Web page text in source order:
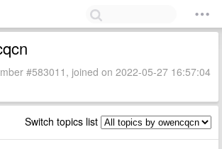
#583011, joined on 2022-05-27 16:57:04
Switch topics list